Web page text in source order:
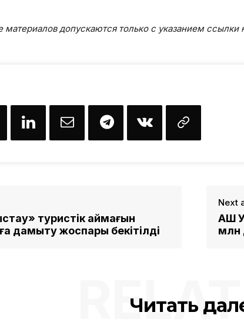
материалов допускаются только с указанием ссылки
туристік аймағын
дамыту жоспары бекітілді
Next
АҚШ
млн
Читать